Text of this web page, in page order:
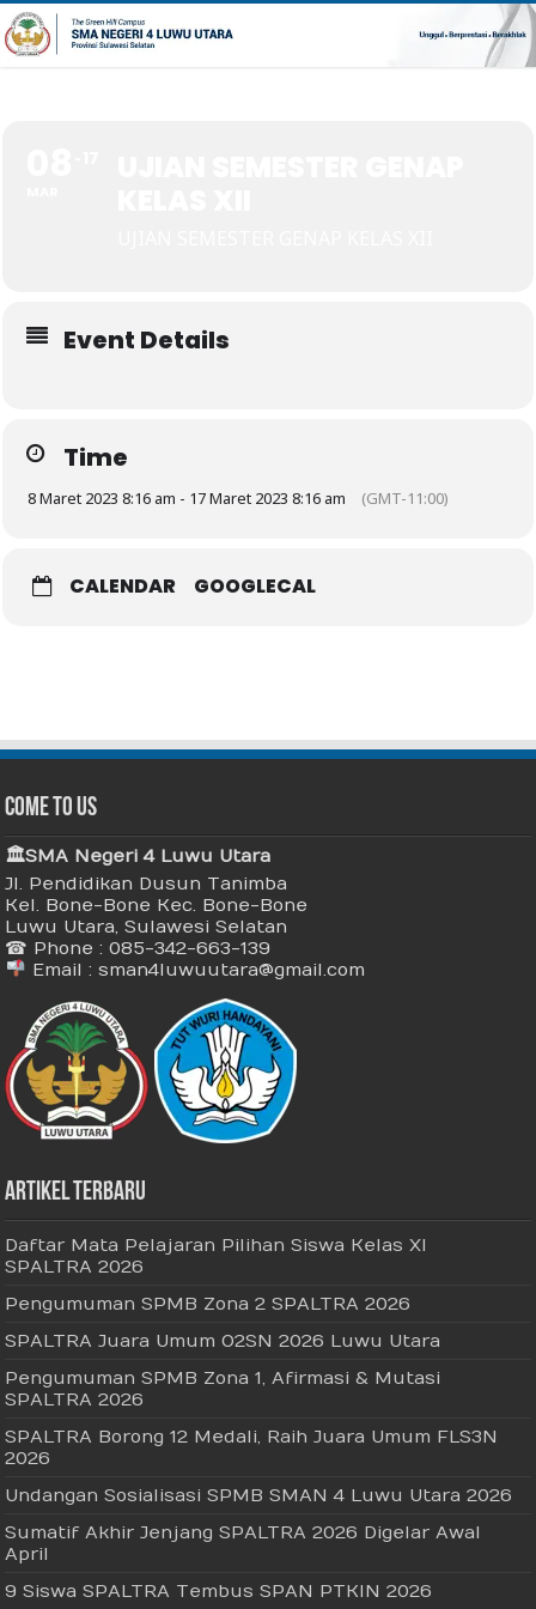
Event Details
Time
8 Maret 2023 8:16 am - 17 Maret 2023 8:16 am (GMT-11:00)
CALENDAR GOOGLECAL
Come To Us
🏛 SMA Negeri 4 Luwu Utara
Jl. Pendidikan Dusun Tanimba
Kel. Bone-Bone Kec. Bone-Bone
Luwu Utara, Sulawesi Selatan
☎ Phone : 085-342-663-139
Email : sman4luwuutara@gmail.com
Artikel Terbaru
Daftar Mata Pelajaran Pilihan Siswa Kelas XI
SPALTRA 2026
Pengumuman SPMB Zona 2 SPALTRA 2026
SPALTRA Juara Umum O2SN 2026 Luwu Utara
Pengumuman SPMB Zona 1, Afirmasi & Mutasi
SPALTRA 2026
SPALTRA Borong 12 Medali, Raih Juara Umum FLS3N
2026
Undangan Sosialisasi SPMB SMAN 4 Luwu Utara 2026
Sumatif Akhir Jenjang SPALTRA 2026 Digelar Awal
April
9 Siswa SPALTRA Tembus SPAN PTKIN 2026